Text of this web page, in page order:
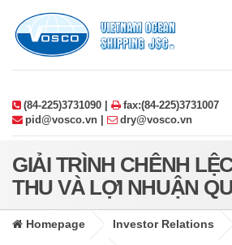
(84-225)3731090 |
fax:(84-225)3731007
pid@vosco.vn |
dry@vosco.vn
GIẢI TRÌNH CHÊNH
THU VÀ LỢI NHUẬN
Homepage Investor Relations